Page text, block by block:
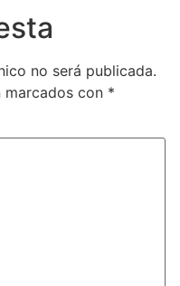
no será publicada.
con *